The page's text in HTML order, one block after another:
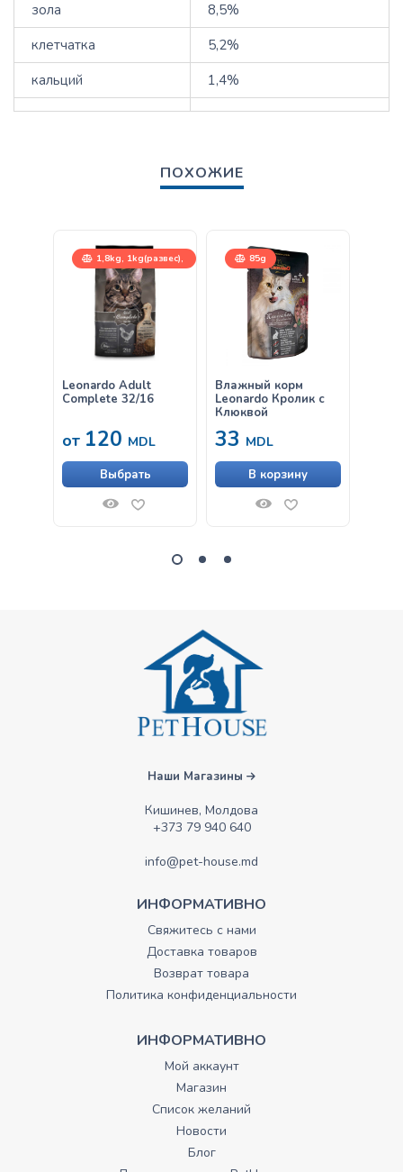
зола
8,5%
клетчатка
5,2%
кальций
1,4%
ПОХОЖИЕ
1,8kg, 1kg(развес),
15kg
Leonardo Adult
Complete 32/16
от 120 MDL
Выбрать
85g
Влажный корм
Leonardo Кролик с
Клюквой
33 MDL
В корзину
Наши Магазины
Кишинев, Молдова
+373 79 940 640
info@pet-house.md
ИНФОРМАТИВНО
Свяжитесь с нами
Доставка товаров
Возврат товара
Политика конфиденциальности
ИНФОРМАТИВНО
Мой аккаунт
Магазин
Список желаний
Новости
Блог